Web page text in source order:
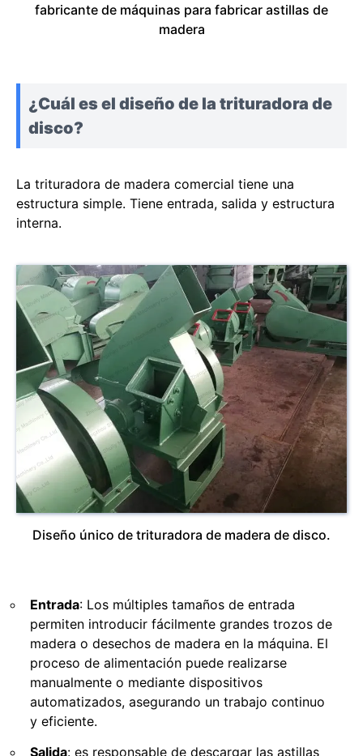
fabricante de máquinas para fabricar astillas de
madera
¿Cuál es el diseño de la trituradora de
disco?
La trituradora de madera comercial tiene una
estructura simple. Tiene entrada, salida y estructura
interna.
Diseño único de trituradora de madera de disco.
Entrada: Los múltiples tamaños de entrada
permiten introducir fácilmente grandes trozos de
madera o desechos de madera en la máquina. El
proceso de alimentación puede realizarse
manualmente o mediante dispositivos
automatizados, asegurando un trabajo continuo
y eficiente.
Salida: es responsable de descargar las astillas